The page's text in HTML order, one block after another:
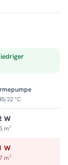
Zentralheizung
Alle Größen
.22 °C
W
m²
W
m²